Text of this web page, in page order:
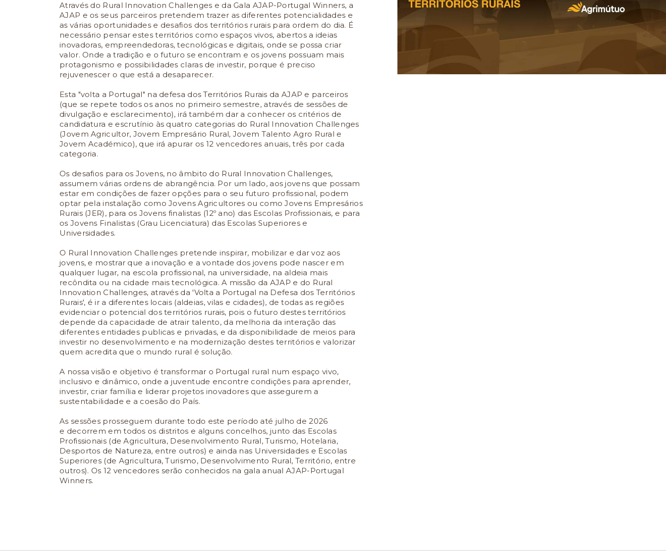
Através do Rural Innovation Challenges e da Gala AJAP-Portugal Winners, a
AJAP e os seus parceiros pretendem trazer as diferentes potencialidades e
as várias oportunidades e desafios dos territórios rurais para ordem do dia. É
necessário pensar estes territórios como espaços vivos, abertos a ideias
inovadoras, empreendedoras, tecnológicas e digitais, onde se possa criar
valor. Onde a tradição e o futuro se encontram e os jovens possuam mais
protagonismo e possibilidades claras de investir, porque é preciso
rejuvenescer o que está a desaparecer.
Esta "volta a Portugal" na defesa dos Territórios Rurais da AJAP e parceiros
(que se repete todos os anos no primeiro semestre, através de sessões de
divulgação e esclarecimento), irá também dar a conhecer os critérios de
candidatura e escrutínio às quatro categorias do Rural Innovation Challenges
(Jovem Agricultor, Jovem Empresário Rural, Jovem Talento Agro Rural e
Jovem Académico), que irá apurar os 12 vencedores anuais, três por cada
categoria.
Os desafios para os Jovens, no âmbito do Rural Innovation Challenges,
assumem várias ordens de abrangência. Por um lado, aos jovens que possam
estar em condições de fazer opções para o seu futuro profissional, podem
optar pela instalação como Jovens Agricultores ou como Jovens Empresários
Rurais (JER), para os Jovens finalistas (12º ano) das Escolas Profissionais, e para
os Jovens Finalistas (Grau Licenciatura) das Escolas Superiores e
Universidades.
O Rural Innovation Challenges pretende inspirar, mobilizar e dar voz aos
jovens, e mostrar que a inovação e a vontade dos jovens pode nascer em
qualquer lugar, na escola profissional, na universidade, na aldeia mais
recôndita ou na cidade mais tecnológica. A missão da AJAP e do Rural
Innovation Challenges, através da 'Volta a Portugal na Defesa dos Territórios
Rurais', é ir a diferentes locais (aldeias, vilas e cidades), de todas as regiões
evidenciar o potencial dos territórios rurais, pois o futuro destes territórios
depende da capacidade de atrair talento, da melhoria da interação das
diferentes entidades publicas e privadas, e da disponibilidade de meios para
investir no desenvolvimento e na modernização destes territórios e valorizar
quem acredita que o mundo rural é solução.
A nossa visão e objetivo é transformar o Portugal rural num espaço vivo,
inclusivo e dinâmico, onde a juventude encontre condições para aprender,
investir, criar família e liderar projetos inovadores que assegurem a
sustentabilidade e a coesão do País.
As sessões prosseguem durante todo este período até julho de 2026
e decorrem em todos os distritos e alguns concelhos, junto das Escolas
Profissionais (de Agricultura, Desenvolvimento Rural, Turismo, Hotelaria,
Desportos de Natureza, entre outros) e ainda nas Universidades e Escolas
Superiores (de Agricultura, Turismo, Desenvolvimento Rural, Território, entre
outros). Os 12 vencedores serão conhecidos na gala anual AJAP-Portugal
Winners.